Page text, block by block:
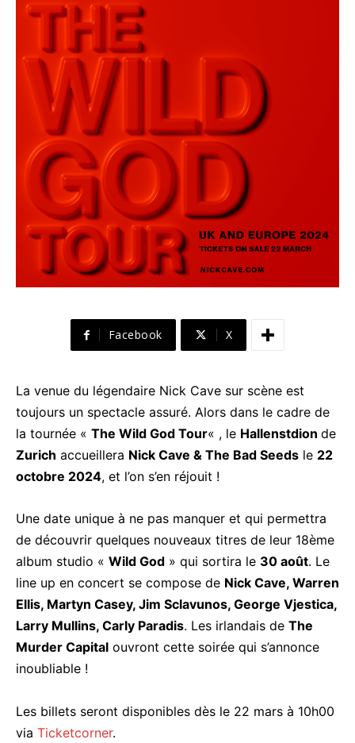
Facebook X
La venue du légendaire Nick Cave sur scène est
toujours un spectacle assuré. Alors dans le cadre de
la tournée « The Wild God Tour« , le Hallenstdion de
Zurich accueillera Nick Cave & The Bad Seeds le 22
octobre 2024, et l’on s’en réjouit !
Une date unique à ne pas manquer et qui permettra
de découvrir quelques nouveaux titres de leur 18ème
album studio « Wild God » qui sortira le 30 août. Le
line up en concert se compose de Nick Cave, Warren
Ellis, Martyn Casey, Jim Sclavunos, George Vjestica,
Larry Mullins, Carly Paradis. Les irlandais de The
Murder Capital ouvront cette soirée qui s’annonce
inoubliable !
Les billets seront disponibles dès le 22 mars à 10h00
via Ticketcorner.